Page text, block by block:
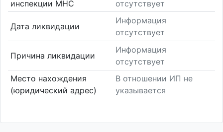
инспекции МНС
отсутствует
Дата ликвидации
Информация
отсутствует
Причина ликвидации
Информация
отсутствует
Место нахождения
(юридический адрес)
В отношении ИП не
указывается